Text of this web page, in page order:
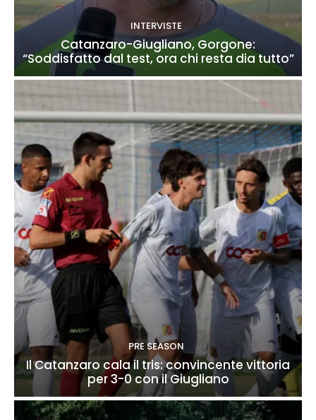
INTERVISTE
Catanzaro-Giugliano, Gorgone:
“Soddisfatto dal test, ora chi resta dia tutto”
PRE SEASON
Il Catanzaro cala il tris: convincente vittoria
per 3-0 con il Giugliano